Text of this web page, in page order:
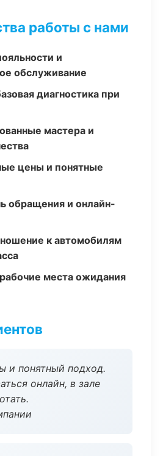
работы с нами
и
обслуживание
диагностика при
мастера и
цены и понятные
обращения и онлайн-
к автомобилям
места ожидания
и понятный подход.
онлайн, в зале